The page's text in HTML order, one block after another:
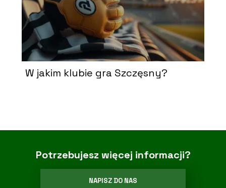
W jakim klubie gra Szczęsny?
Potrzebujesz więcej informacji?
NAPISZ DO NAS